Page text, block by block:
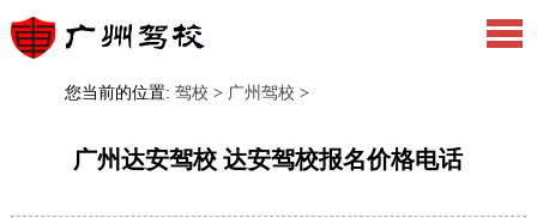
您当前的位置: 驾校 > 广州驾校 >
广州达安驾校 达安驾校报名价格电话